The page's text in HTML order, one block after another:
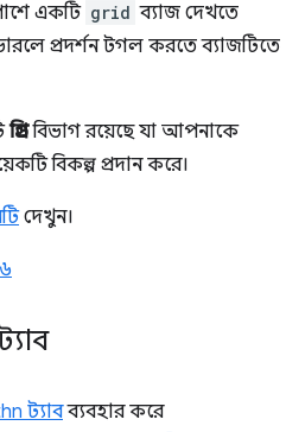
একটি grid ব্যাজ দেখতে
প্রদর্শন টগল করতে ব্যাজটিতে
গ্রিডবিভাগ রয়েছে যা আপনাকে
বিকল্প প্রদান করে।
দেখুন।
ট্যাবব্যবহার করে